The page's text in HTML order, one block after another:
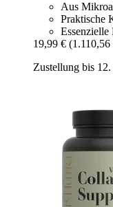
Aus
Praktische
19,99 €
Zustellung bis